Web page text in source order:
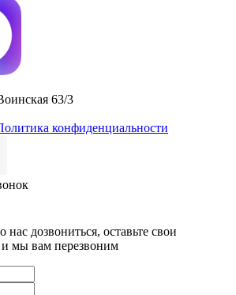
63/3
конфиденциальности
дозвониться, оставьте свои
мы вам перезвоним